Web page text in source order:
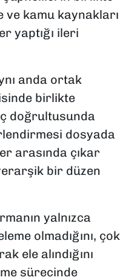
ve kamu kaynakları
yaptığı ileri
anda ortak
birlikte
doğrultusunda
dosyada
arasında çıkar
bir düzen
yalnızca
olmadığını, çok
ele alındığını
sürecinde